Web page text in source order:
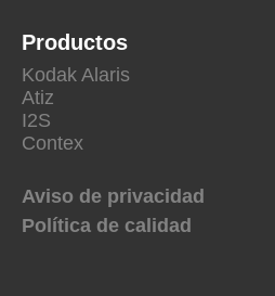
Productos
Kodak Alaris
Atiz
I2S
Contex
Aviso de privacidad
Política de calidad